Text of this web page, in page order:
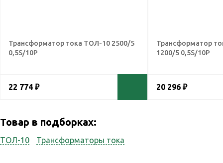
Трансформатор тока ТОЛ-10 2500/5
0,5S/10Р
22 774 ₽
Трансформатор
1200/5 0,5S/10Р
20 296 ₽
Товар в подборках:
ТОЛ-10 Трансформаторы тока